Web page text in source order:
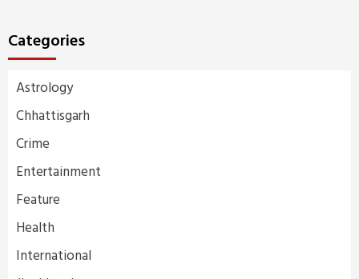
Categories
Astrology
Chhattisgarh
Crime
Entertainment
Feature
Health
International